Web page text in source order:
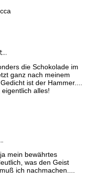
die Schokolade im
ganz nach meinem
ist der Hammer....
alles!
mein bewährtes
was den Geist
ich nachmachen....